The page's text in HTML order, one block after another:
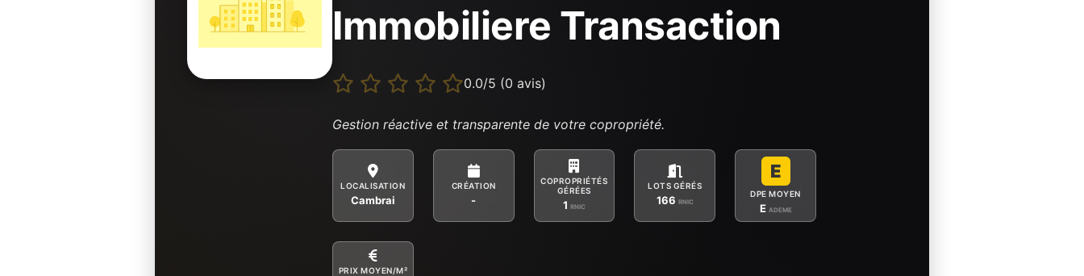
Immobiliere Transaction
0.0/5 (0 avis)
Gestion réactive et transparente de votre copropriété.
LOCALISATION
Cambrai
CRÉATION
-
COPROPRIÉTÉS
GÉRÉES
1 RNIC
LOTS GÉRÉS
166 RNIC
E
DPE MOYEN
E ADEME
PRIX MOYEN/M²